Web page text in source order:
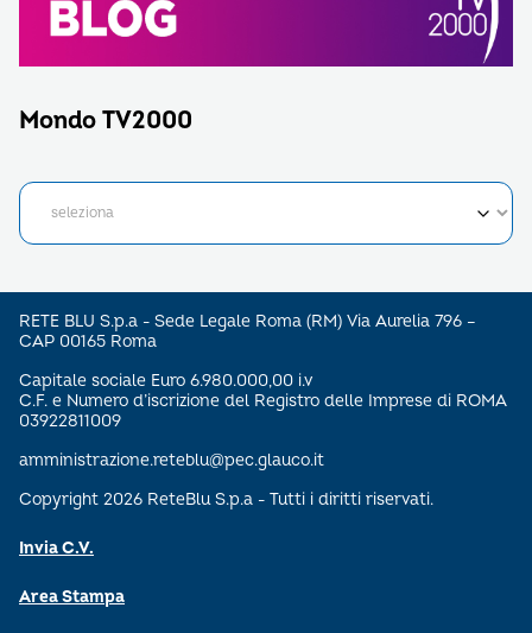
Mondo TV2000
RETE BLU S.p.a - Sede Legale Roma (RM) Via Aurelia 796 –
CAP 00165 Roma
Capitale sociale Euro 6.980.000,00 i.v
C.F. e Numero d’iscrizione del Registro delle Imprese di ROMA
03922811009
amministrazione.reteblu@pec.glauco.it
Copyright 2026 ReteBlu S.p.a - Tutti i diritti riservati.
Invia C.V.
Area Stampa